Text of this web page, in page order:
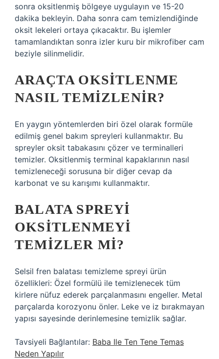
sonra oksitlenmiş bölgeye uygulayın ve 15-20
dakika bekleyin. Daha sonra cam temizlendiğinde
oksit lekeleri ortaya çıkacaktır. Bu işlemler
tamamlandıktan sonra izler kuru bir mikrofiber cam
beziyle silinmelidir.
ARAÇTA OKSITLENME
NASIL TEMIZLENIR?
En yaygın yöntemlerden biri özel olarak formüle
edilmiş genel bakım spreyleri kullanmaktır. Bu
spreyler oksit tabakasını çözer ve terminalleri
temizler. Oksitlenmiş terminal kapaklarının nasıl
temizleneceği sorusuna bir diğer cevap da
karbonat ve su karışımı kullanmaktır.
BALATA SPREYI
OKSITLENMEYI
TEMIZLER MI?
Selsil fren balatası temizleme spreyi ürün
özellikleri: Özel formülü ile temizlenecek tüm
kirlere nüfuz ederek parçalanmasını engeller. Metal
parçalarda korozyonu önler. Leke ve iz bırakmayan
yapısı sayesinde derinlemesine temizlik sağlar.
Tavsiyeli Bağlantılar: Baba Ile Ten Tene Temas
Neden Yapılır